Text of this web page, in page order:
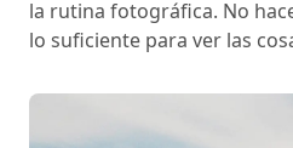
la rutina fotográfica. No
lo suficiente para ver las